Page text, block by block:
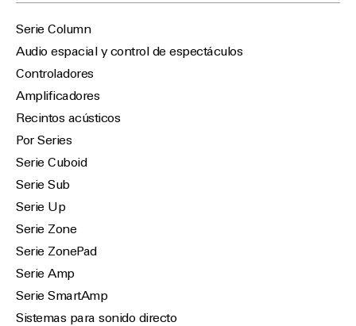
Serie Column
Audio espacial y control de espectáculos
Controladores
Amplificadores
Recintos acústicos
Por Series
Serie Cuboid
Serie Sub
Serie Up
Serie Zone
Serie ZonePad
Serie Amp
Serie SmartAmp
Sistemas para sonido directo